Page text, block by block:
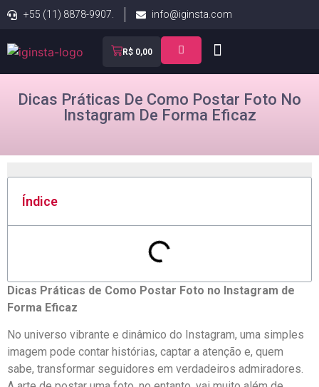
+55 (11) 8878-9907. info@iginsta.com
R$ 0,00
Dicas Práticas De Como Postar Foto No
Instagram De Forma Eficaz
Índice
Dicas Práticas de Como Postar Foto no ‍Instagram de
Forma ⁢Eficaz
No⁣ universo vibrante e ​dinâmico do Instagram,​ uma simples
imagem‍ pode contar histórias, captar ​a atenção e, quem
sabe, transformar seguidores em verdadeiros ⁤admiradores.